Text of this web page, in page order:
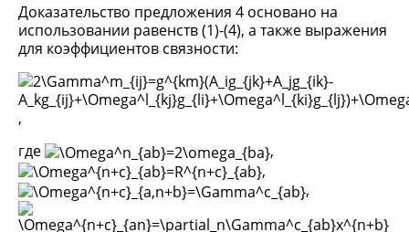
Доказательство предложения 4 основано на
использовании равенств (1)-(4), а также выражения
для коэффициентов связности:
,
где
,
,
,